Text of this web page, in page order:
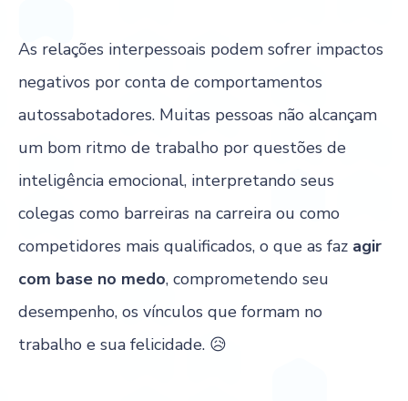
As relações interpessoais podem sofrer impactos
negativos por conta de comportamentos
autossabotadores. Muitas pessoas não alcançam
um bom ritmo de trabalho por questões de
inteligência emocional, interpretando seus
colegas como barreiras na carreira ou como
competidores mais qualificados, o que as faz agir
com base no medo, comprometendo seu
desempenho, os vínculos que formam no
trabalho e sua felicidade. 😥